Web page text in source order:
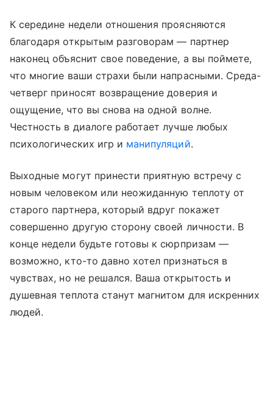
К середине недели отношения проясняются
благодаря открытым разговорам — партнер
наконец объяснит свое поведение, а вы поймете,
что многие ваши страхи были напрасными. Среда-
четверг приносят возвращение доверия и
ощущение, что вы снова на одной волне.
Честность в диалоге работает лучше любых
психологических игр и манипуляций.
Выходные могут принести приятную встречу с
новым человеком или неожиданную теплоту от
старого партнера, который вдруг покажет
совершенно другую сторону своей личности. В
конце недели будьте готовы к сюрпризам —
возможно, кто-то давно хотел признаться в
чувствах, но не решался. Ваша открытость и
душевная теплота станут магнитом для искренних
людей.